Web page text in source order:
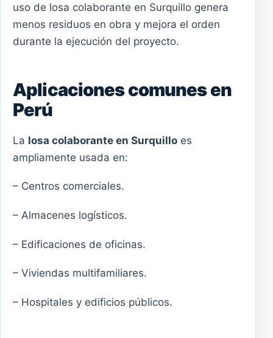
uso de losa colaborante en Surquillo genera
menos residuos en obra y mejora el orden
durante la ejecución del proyecto.
Aplicaciones comunes en
Perú
La losa colaborante en Surquillo es
ampliamente usada en:
– Centros comerciales.
– Almacenes logísticos.
– Edificaciones de oficinas.
– Viviendas multifamiliares.
– Hospitales y edificios públicos.